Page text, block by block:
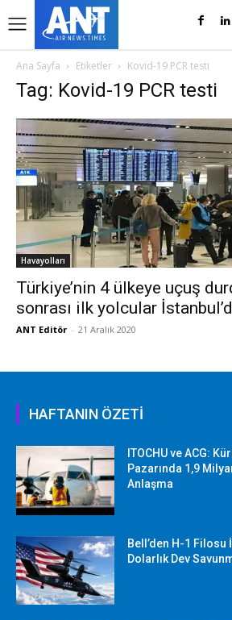
Ana Sayfa Etiketler Kovid-19 PCR testi
Tag: Kovid-19 PCR testi
Havayolları
Türkiye’nin 4 ülkeye uçuş
sonrası ilk yolcular
ANT Editör - 21 Aralık 2020
HAFTANIN ÖZETİ
ITOCHU ve ACG:
Pazarında 1,9
Anlaşma
Bell’den H-1 Filosu
Dolarlık Dev